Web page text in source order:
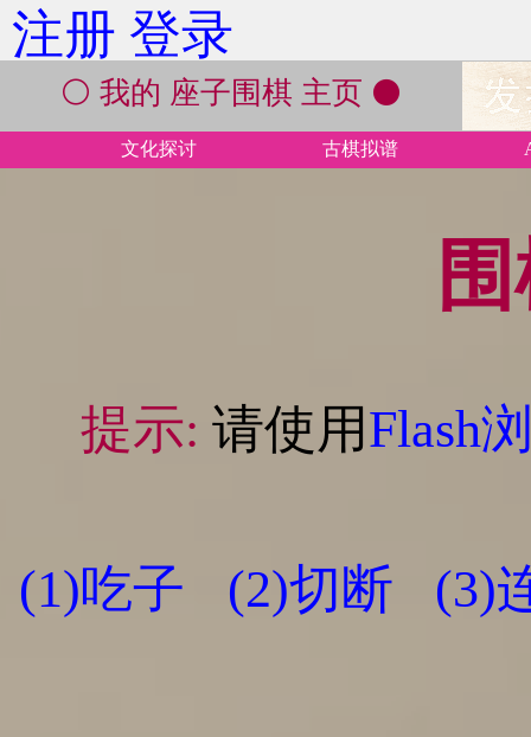
注册 登录
⚪ 我的 座子围棋 主页 ⚫
文化探讨 古棋拟谱
提示: 请使用Flash
(1)吃子 (2)切断 (3)